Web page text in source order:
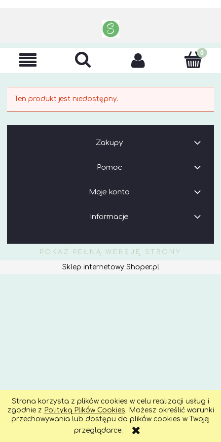
Strona korzysta z plików cookies w celu realizacji usług i
zgodnie z Polityką Plików Cookies. Możesz określić warunki
przechowywania lub dostępu do plików cookies w Twojej
przeglądarce.
Ten produkt jest niedostępny.
Zakupy
Pomoc
Moje konto
Informacje
POKAŻ PEŁNĄ WERSJĘ STRONY
Sklep internetowy Shoper.pl